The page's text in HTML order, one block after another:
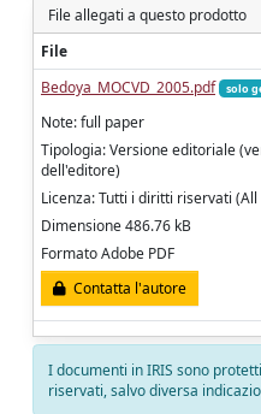
File allegati a questo prodotto
File
Bedoya_MOCVD_2005.pdf
solo
Note: full paper
Tipologia: Versione editoriale
dell'editore)
Licenza: Tutti i diritti riservati
Dimensione 486.76 kB
Formato Adobe PDF
Contatta l'autore
I documenti in IRIS sono
riservati, salvo diversa